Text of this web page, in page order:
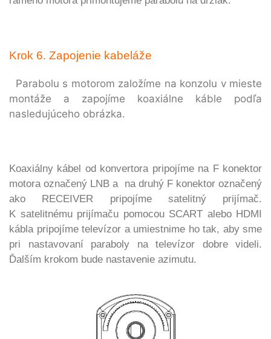
Krok 6. Zapojenie kabeláže
Parabolu s motorom založíme na konzolu v mieste
montáže a zapojíme koaxiálne káble podľa
nasledujúceho obrázka.
Koaxiálny kábel od konvertora pripojíme na F konektor
motora označený LNB a na druhý F konektor označený
ako RECEIVER pripojíme satelitný prijímač.
K satelitnému prijímaču pomocou SCART alebo HDMI
kábla pripojíme televízor a umiestnime ho tak, aby sme
pri nastavovaní paraboly na televízor dobre videli.
Ďalším krokom bude nastavenie azimutu.